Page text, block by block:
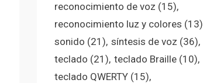
reconocimiento de voz (15)
reconocimiento luz y colores (13)
sonido (21) síntesis de voz (36)
teclado (21) teclado Braille(10)
teclado QWERTY(15)